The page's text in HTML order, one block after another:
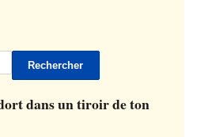
dans un tiroir de ton